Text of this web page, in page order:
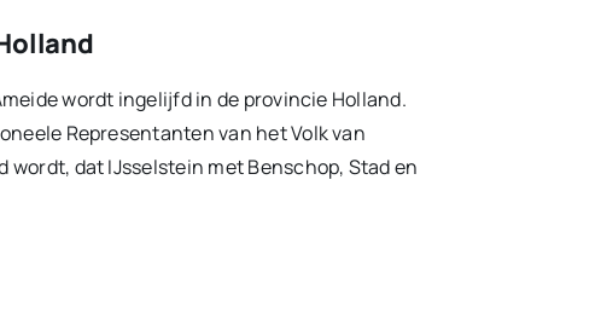
wordt ingelijfd in de provincie Holland.
Representanten van het Volk van
wordt, dat IJsselstein met Benschop, Stad en